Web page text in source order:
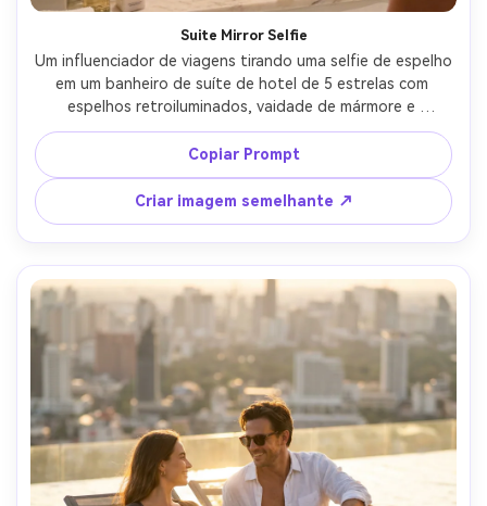
Suite Mirror Selfie
Um influenciador de viagens tirando uma selfie de espelho
em um banheiro de suíte de hotel de 5 estrelas com
espelhos retroiluminados, vaidade de mármore e
acessórios de ouro, usando um vestido de cetim
champanhe e jóias mínimas, telefone parcialmente
cobrindo o rosto, iluminação difusa suave, reflexos
limpos, tirado no iPhone 15 Pro estético mas fotorealista,
composição vertical, detalhes de pele nítidos, grau de cor
de fotografia de estilo de vida premium, lente de 85mm,
profundidade de campo rasa-AR 4:5
Copiar Prompt
Criar imagem semelhante ↗